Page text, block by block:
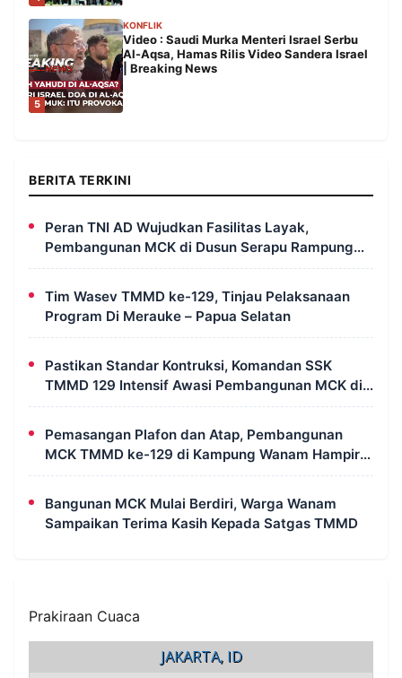
5
KONFLIK
Video : Saudi Murka Menteri Israel Serbu
Al-Aqsa, Hamas Rilis Video Sandera Israel
| Breaking News
BERITA TERKINI
Peran TNI AD Wujudkan Fasilitas Layak,
Pembangunan MCK di Dusun Serapu Rampung
Dikerjakan
Tim Wasev TMMD ke-129, Tinjau Pelaksanaan
Program Di Merauke – Papua Selatan
Pastikan Standar Kontruksi, Komandan SSK
TMMD 129 Intensif Awasi Pembangunan MCK di
Wanam
Pemasangan Plafon dan Atap, Pembangunan
MCK TMMD ke-129 di Kampung Wanam Hampir
Rampung
Bangunan MCK Mulai Berdiri, Warga Wanam
Sampaikan Terima Kasih Kepada Satgas TMMD
Prakiraan Cuaca
JAKARTA, ID